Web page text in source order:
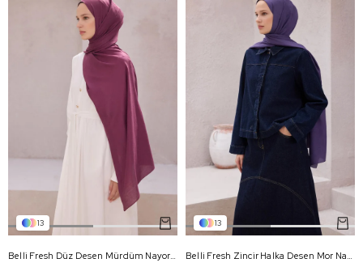
13
Belli Fresh Düz Desen Mürdüm Nayora Şal 1 - 47
13
Belli Fresh Zincir Halka Desen Mor Nayora Şal 1 - 45